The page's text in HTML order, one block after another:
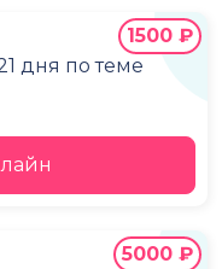
дня по теме
1500 ₽
5000 ₽